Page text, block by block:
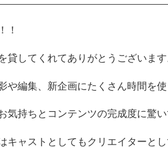
！
貸してくれてありがとうござい
や編集、新企画にたくさん時間を
気持ちとコンテンツの完成度に驚い
キャストとしてもクリエイターと